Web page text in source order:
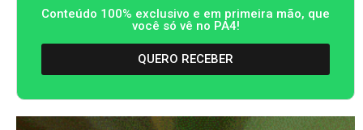
Conteúdo 100% exclusivo e em primeira mão, que
você só vê no PA4!
QUERO RECEBER